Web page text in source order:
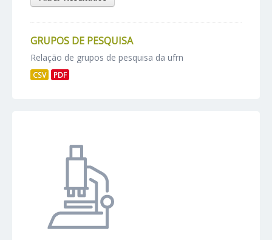
GRUPOS DE PESQUISA
Relação de grupos de pesquisa da ufrn
CSV PDF